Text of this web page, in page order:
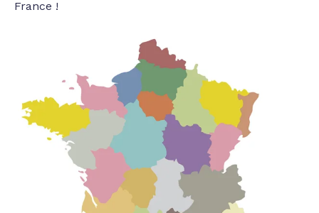
France !